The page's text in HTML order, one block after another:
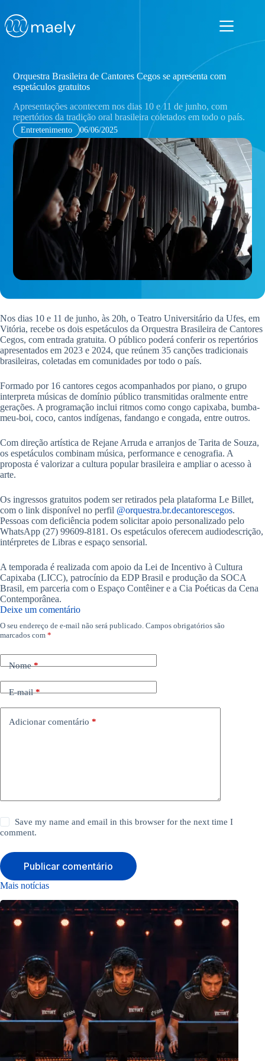
para
conteúdo
Orquestra Brasileira de Cantores Cegos se apresenta com
espetáculos gratuitos
Apresentações acontecem nos dias 10 e 11 de junho, com
repertórios da tradição oral brasileira coletados em todo o país.
Entretenimento 06/06/2025
Nos dias 10 e 11 de junho, às 20h, o Teatro Universitário da Ufes, em
Vitória, recebe os dois espetáculos da Orquestra Brasileira de Cantores
Cegos, com entrada gratuita. O público poderá conferir os repertórios
apresentados em 2023 e 2024, que reúnem 35 canções tradicionais
brasileiras, coletadas em comunidades por todo o país.
Formado por 16 cantores cegos acompanhados por piano, o grupo
interpreta músicas de domínio público transmitidas oralmente entre
gerações. A programação inclui ritmos como congo capixaba, bumba-
meu-boi, coco, cantos indígenas, fandango e congada, entre outros.
Com direção artística de Rejane Arruda e arranjos de Tarita de Souza,
os espetáculos combinam música, performance e cenografia. A
proposta é valorizar a cultura popular brasileira e ampliar o acesso à
arte.
Os ingressos gratuitos podem ser retirados pela plataforma Le Billet,
com o link disponível no perfil @orquestra.br.decantorescegos.
Pessoas com deficiência podem solicitar apoio personalizado pelo
WhatsApp (27) 99609-8181. Os espetáculos oferecem audiodescrição,
intérpretes de Libras e espaço sensorial.
A temporada é realizada com apoio da Lei de Incentivo à Cultura
Capixaba (LICC), patrocínio da EDP Brasil e produção da SOCA
Brasil, em parceria com o Espaço Contêiner e a Cia Poéticas da Cena
Contemporânea.
Deixe um comentário
O seu endereço de e-mail não será publicado. Campos obrigatórios são
marcados com *
Nome*
E-mail*
Adicionar comentário *
Save my name and email in this browser for the next time I
comment.
Publicar comentário
Mais notícias